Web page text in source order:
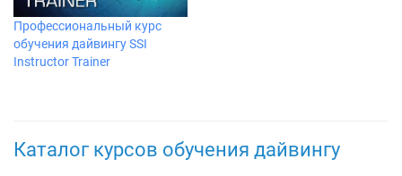
Профессиональный курс
обучения дайвингу SSI
Instructor Trainer
Каталог курсов обучения дайвингу